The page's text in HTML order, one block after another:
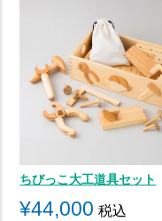
ちびっこ大工道具セット
¥44,000 税込